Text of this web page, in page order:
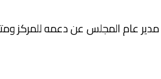
عام المجلس عن دعمه للمركز